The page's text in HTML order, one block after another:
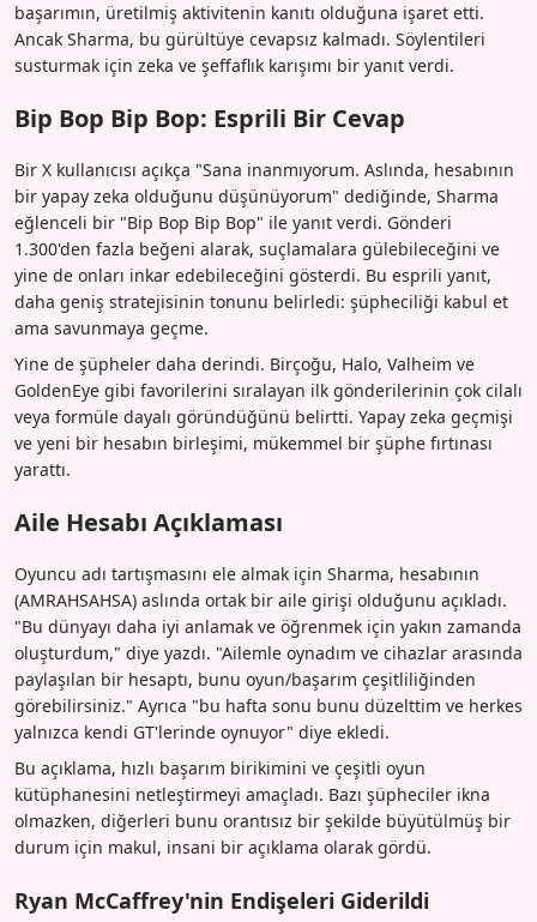
başarımın, üretilmiş aktivitenin kanıtı olduğuna işaret etti.
Ancak Sharma, bu gürültüye cevapsız kalmadı. Söylentileri
susturmak için zeka ve şeffaflık karışımı bir yanıt verdi.
Bip Bop Bip Bop: Esprili Bir Cevap
Bir X kullanıcısı açıkça "Sana inanmıyorum. Aslında, hesabının
bir yapay zeka olduğunu düşünüyorum" dediğinde, Sharma
eğlenceli bir "Bip Bop Bip Bop" ile yanıt verdi. Gönderi
1.300'den fazla beğeni alarak, suçlamalara gülebileceğini ve
yine de onları inkar edebileceğini gösterdi. Bu esprili yanıt,
daha geniş stratejisinin tonunu belirledi: şüpheciliği kabul et
ama savunmaya geçme.
Yine de şüpheler daha derindi. Birçoğu, Halo, Valheim ve
GoldenEye gibi favorilerini sıralayan ilk gönderilerinin çok cilalı
veya formüle dayalı göründüğünü belirtti. Yapay zeka geçmişi
ve yeni bir hesabın birleşimi, mükemmel bir şüphe fırtınası
yarattı.
Aile Hesabı Açıklaması
Oyuncu adı tartışmasını ele almak için Sharma, hesabının
(AMRAHSAHSA) aslında ortak bir aile girişi olduğunu açıkladı.
"Bu dünyayı daha iyi anlamak ve öğrenmek için yakın zamanda
oluşturdum," diye yazdı. "Ailemle oynadım ve cihazlar arasında
paylaşılan bir hesaptı, bunu oyun/başarım çeşitliliğinden
görebilirsiniz." Ayrıca "bu hafta sonu bunu düzelttim ve herkes
yalnızca kendi GT'lerinde oynuyor" diye ekledi.
Bu açıklama, hızlı başarım birikimini ve çeşitli oyun
kütüphanesini netleştirmeyi amaçladı. Bazı şüpheciler ikna
olmazken, diğerleri bunu orantısız bir şekilde büyütülmüş bir
durum için makul, insani bir açıklama olarak gördü.
Ryan McCaffrey'nin Endişeleri Giderildi